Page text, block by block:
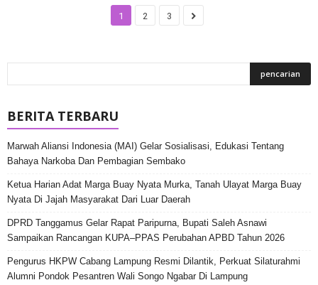
1 2 3
BERITA TERBARU
Marwah Aliansi Indonesia (MAI) Gelar Sosialisasi, Edukasi Tentang
Bahaya Narkoba Dan Pembagian Sembako
Ketua Harian Adat Marga Buay Nyata Murka, Tanah Ulayat Marga Buay
Nyata Di Jajah Masyarakat Dari Luar Daerah
DPRD Tanggamus Gelar Rapat Paripurna, Bupati Saleh Asnawi
Sampaikan Rancangan KUPA–PPAS Perubahan APBD Tahun 2026
Pengurus HKPW Cabang Lampung Resmi Dilantik, Perkuat Silaturahmi
Alumni Pondok Pesantren Wali Songo Ngabar Di Lampung